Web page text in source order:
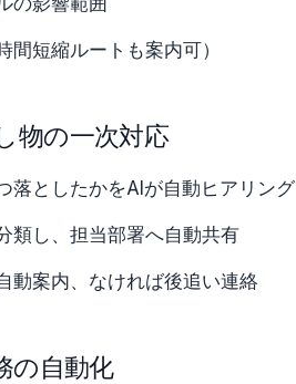
間短縮ルートも案内可）
の一次対応
落としたかをAIが自動ヒアリング
類し、担当部署へ自動共有
動案内、なければ後追い連絡
の自動化